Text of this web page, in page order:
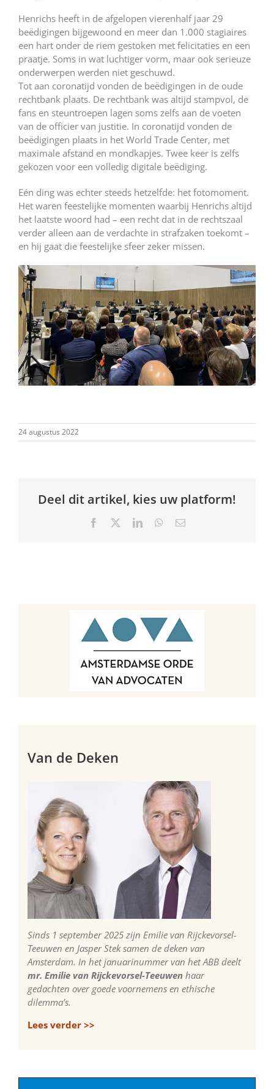
Henrichs heeft in de afgelopen vierenhalf jaar 29
beëdigingen bijgewoond en meer dan 1.000 stagiaires
een hart onder de riem gestoken met felicitaties en een
praatje. Soms in wat luchtiger vorm, maar ook serieuze
onderwerpen werden niet geschuwd.
Tot aan coronatijd vonden de beëdigingen in de oude
rechtbank plaats. De rechtbank was altijd stampvol, de
fans en steuntroepen lagen soms zelfs aan de voeten
van de officier van justitie. In coronatijd vonden de
beëdigingen plaats in het World Trade Center, met
maximale afstand en mondkapjes. Twee keer is zelfs
gekozen voor een volledig digitale beëdiging.
Eén ding was echter steeds hetzelfde: het fotomoment.
Het waren feestelijke momenten waarbij Henrichs altijd
het laatste woord had – een recht dat in de rechtszaal
verder alleen aan de verdachte in strafzaken toekomt –
en hij gaat die feestelijke sfeer zeker missen.
24 augustus 2022
Deel dit artikel, kies uw platform!
Facebook LinkedInWhatsApp
E-
Van de Deken
Sinds 1 september 2025 zijn Emilie van Rijckevorsel-
Teeuwen en Jasper Stek samen de deken van
Amsterdam. In het januarinummer van het ABB deelt
mr. Emilie van Rijckevorsel-Teeuwen haar
gedachten over goede voornemens en ethische
dilemma’s.
Lees verder >>